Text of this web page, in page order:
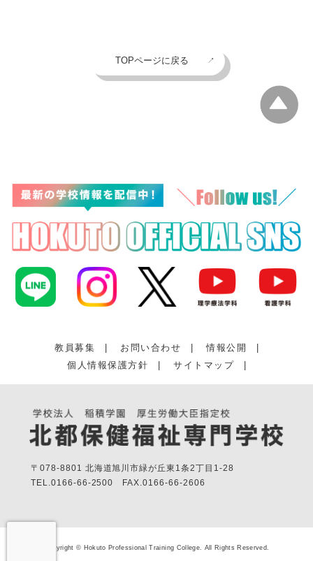
TOPページに戻る
教員募集 お問い合わせ 情報公開
個人情報保護方針
サイトマップ
〒078-8801 北海道旭川市緑が丘東1条2丁目1-28
TEL. 0166-66-2500 FAX.0166-66-2606
Copyright © Hokuto Professional Training College. All Rights Reserved.